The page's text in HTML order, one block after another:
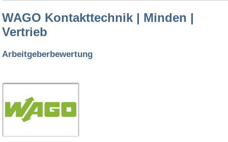
WAGO Kontakttechnik | Minden |
Vertrieb
Arbeitgeberbewertung